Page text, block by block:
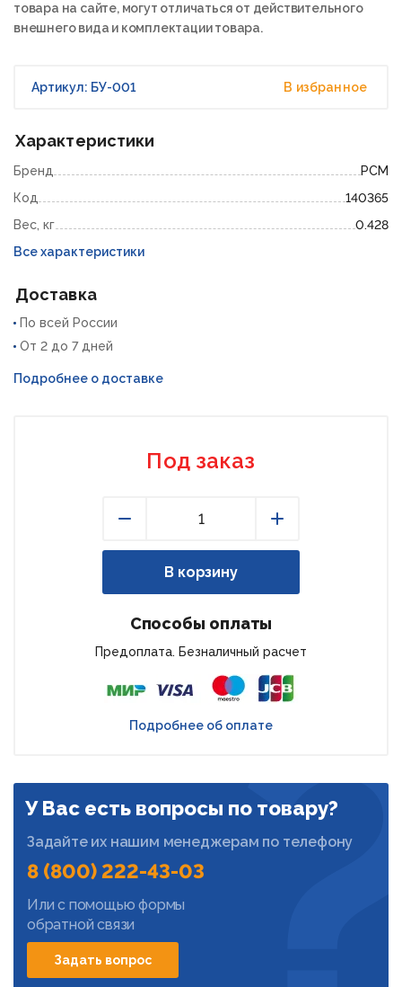
товара на сайте, могут отличаться от действительного
внешнего вида и комплектации товара.
Артикул: БУ-001 В избранное
Характеристики
Бренд
РСМ
Код
140365
Вес, кг
0.428
Все характеристики
Доставка
По всей России
От 2 до 7 дней
Подробнее о доставке
Под заказ
В корзину
Способы оплаты
Предоплата. Безналичный расчет
Подробнее об оплате
У Вас есть вопросы по товару?
Задайте их нашим менеджерам по телефону
8 (800) 222-43-03
Или с помощью формы
обратной связи
Задать вопрос